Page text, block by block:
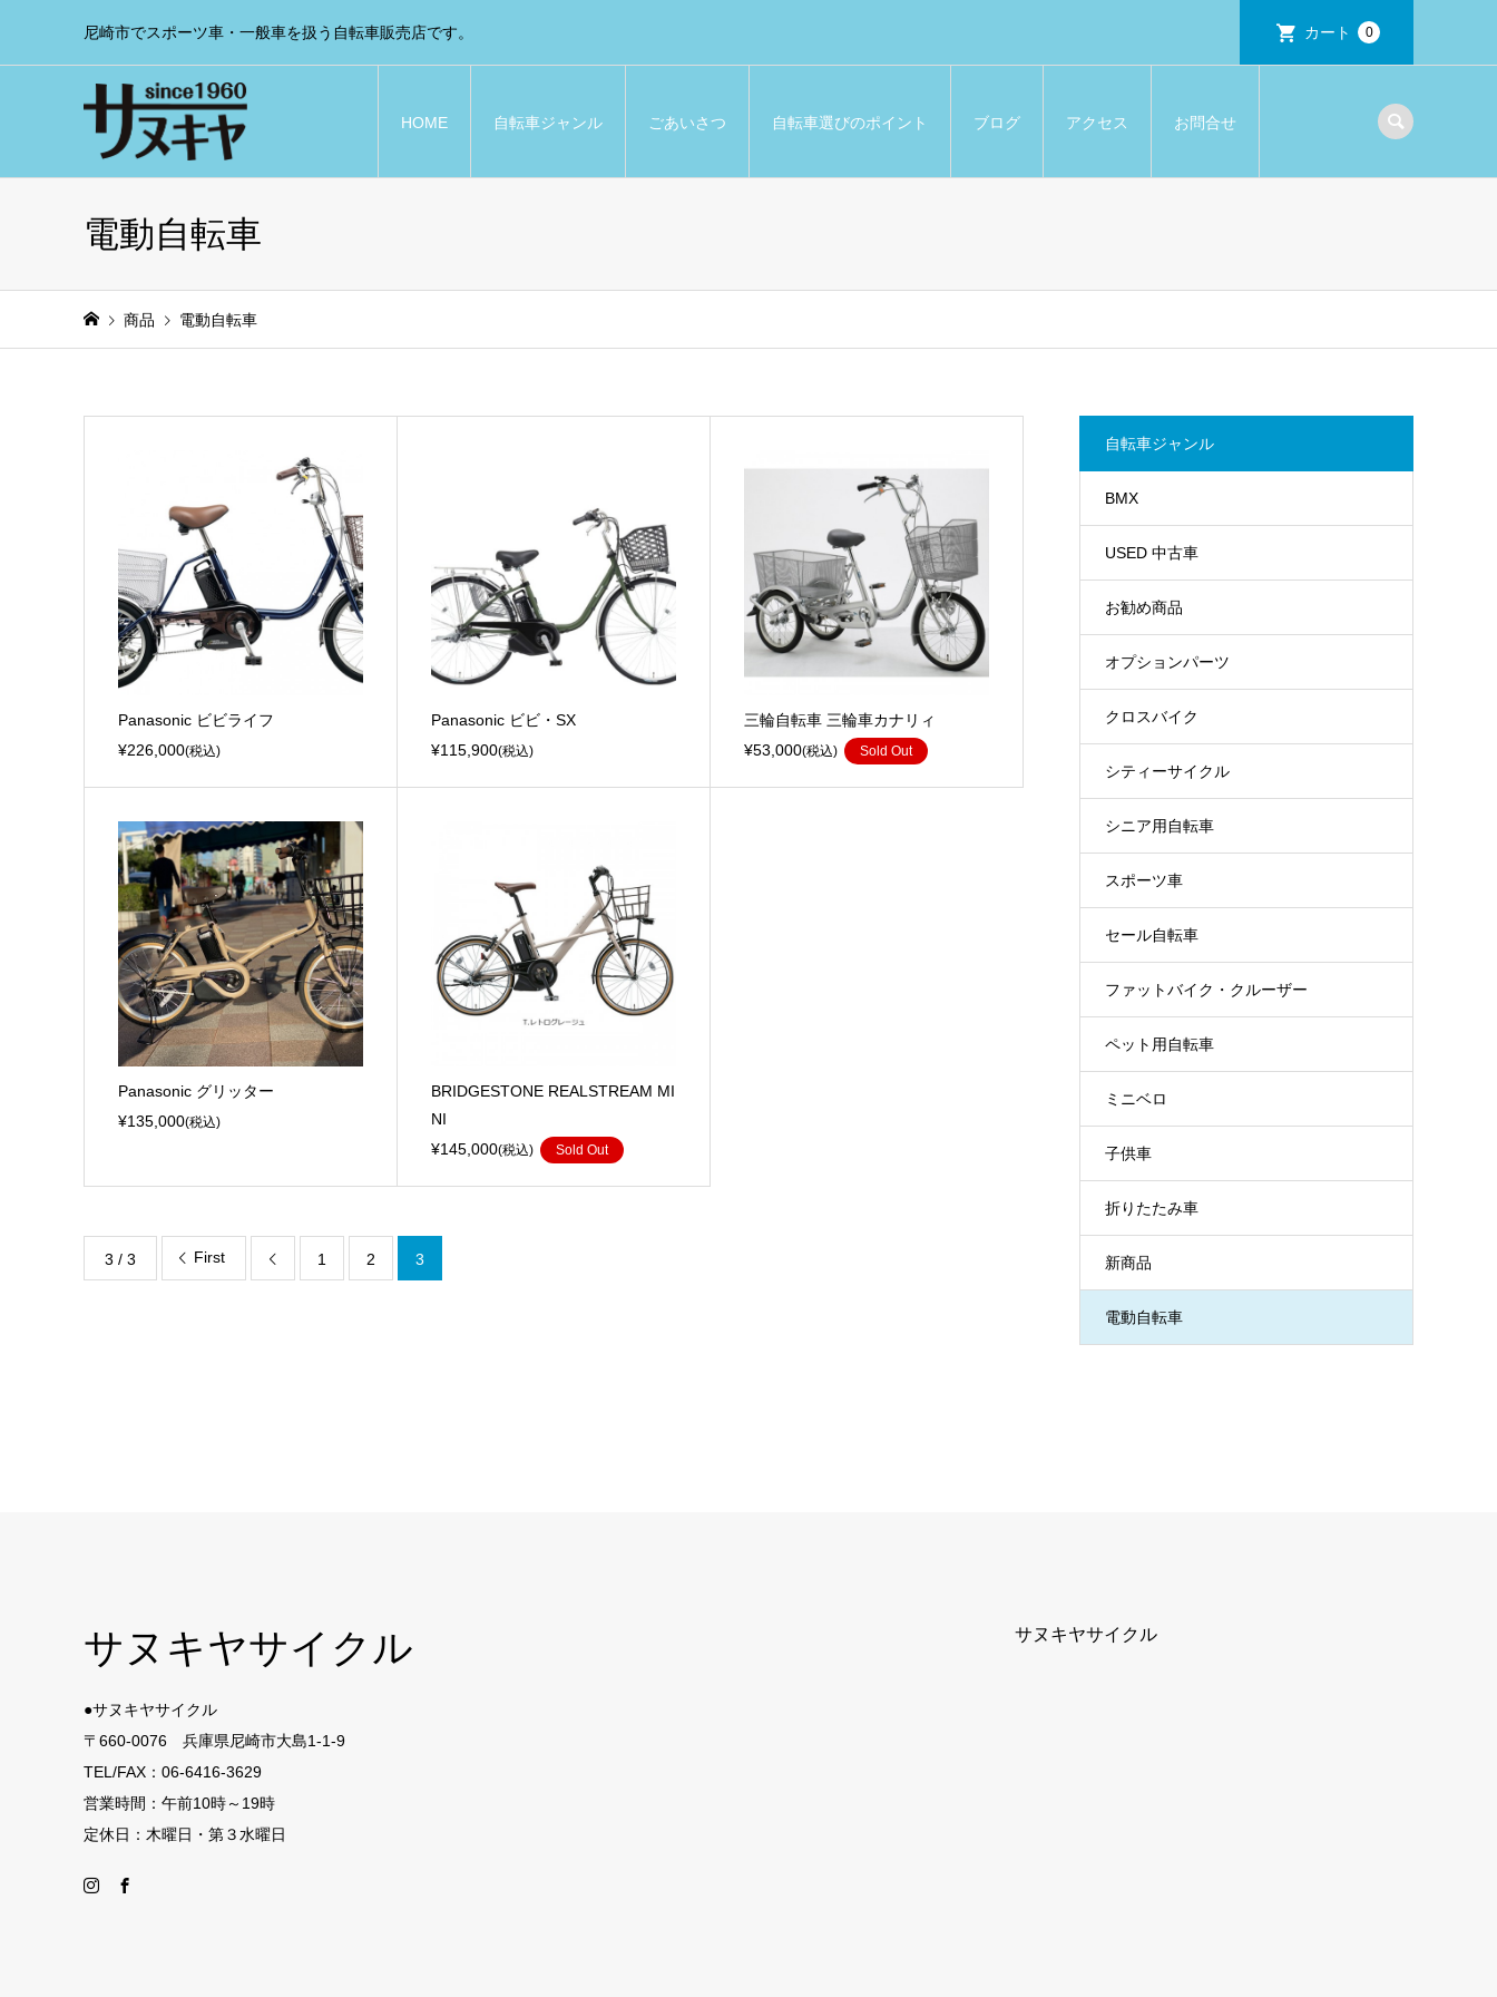
尼崎市でスポーツ車・一般車を扱う自転車販売店です。 カート 0
HOME 自転車ジャンル ごあいさつ 自転車選びのポイント ブログ アクセス お問合せ
電動自転車
商品 電動自転車
Panasonic ビビライフ
¥226,000(税込)
Panasonic ビビ・SX
¥115,900(税込)
三輪自転車 三輪車カナリィ
¥53,000(税込) Sold Out
Panasonic グリッター
¥135,000(税込)
BRIDGESTONE REALSTREAM MI
NI
¥145,000(税込) Sold Out
3 / 3 First  1 2 3
自転車ジャンル
BMX
USED 中古車
お勧め商品
オプションパーツ
クロスバイク
シティーサイクル
シニア用自転車
スポーツ車
セール自転車
ファットバイク・クルーザー
ペット用自転車
ミニベロ
子供車
折りたたみ車
新商品
電動自転車
サヌキヤサイクル
●サヌキヤサイクル
〒660-0076 兵庫県尼崎市大島1-1-9
TEL/FAX：06-6416-3629
営業時間：午前10時～19時
定休日：木曜日・第３水曜日
サヌキヤサイクル